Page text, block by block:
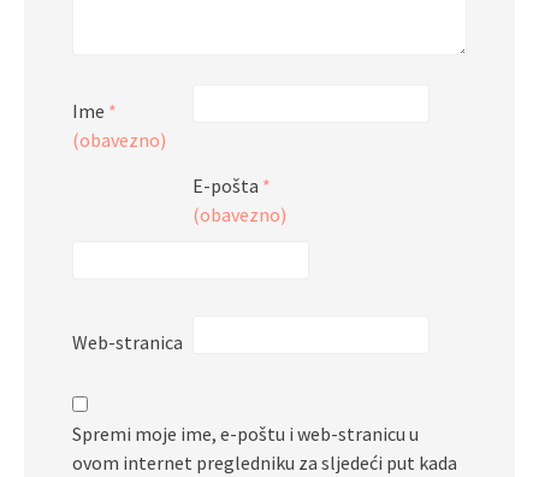
Ime *
(obavezno)
E-pošta *
(obavezno)
Web-stranica
Spremi moje ime, e-poštu i web-stranicu u
ovom internet pregledniku za sljedeći put kada